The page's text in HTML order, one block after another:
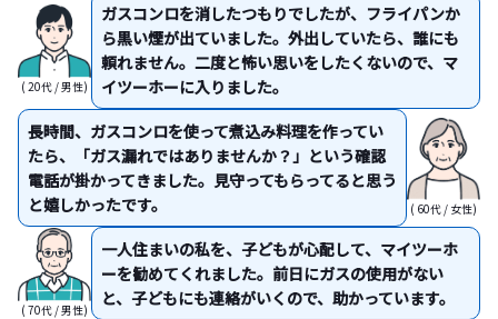
ガスコンロを消したつもりでしたが、フライパンか
ら黒い煙が出ていました。外出していたら、誰にも
頼れません。二度と怖い思いをしたくないので、マ
イツーホーに入りました。
( 20代 / 男性)
長時間、ガスコンロを使って煮込み料理を作ってい
たら、「ガス漏れではありませんか？」という確認
電話が掛かってきました。見守ってもらってると思う
と嬉しかったです。
( 60代 / 女性)
一人住まいの私を、子どもが心配して、マイツーホ
ーを勧めてくれました。前日にガスの使用がない
と、子どもにも連絡がいくので、助かっています。
( 70代 / 男性)